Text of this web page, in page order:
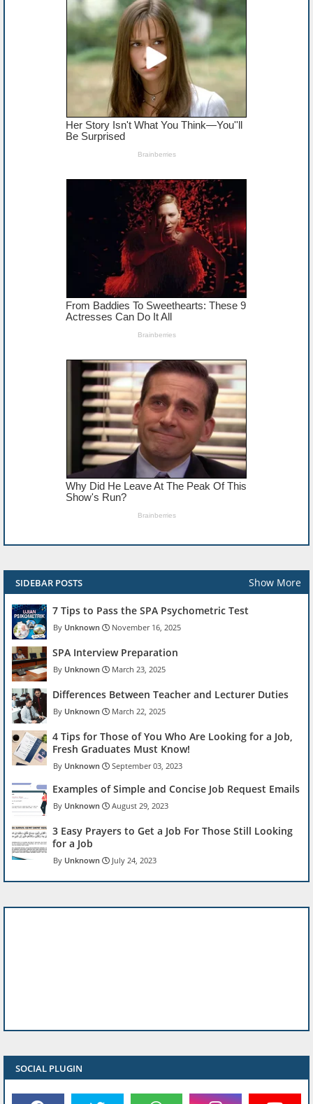
SIDEBAR POSTS Show More
7 Tips to Pass the SPA Psychometric Test
Unknown November 16, 2025
SPA Interview Preparation
Unknown March 23, 2025
Differences Between Teacher and Lecturer Duties
Unknown March 22, 2025
4 Tips for Those of You Who Are Looking for a Job,
Fresh Graduates Must Know!
Unknown September 03, 2023
Examples of Simple and Concise Job Request Emails
Unknown August 29, 2023
3 Easy Prayers to Get a Job For Those Still Looking
for a Job
Unknown July 24, 2023
SOCIAL PLUGIN